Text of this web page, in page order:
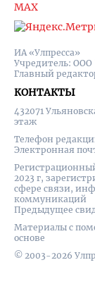
ИА «Улпресса»
Учредитель:
Главный
КОНТАКТЫ
432071
этаж
Телефон
Электронная
2023 г,
сфере связи,
коммуникаций
Предыдущее
Материалы с
основе
© 2003-2026
MAX